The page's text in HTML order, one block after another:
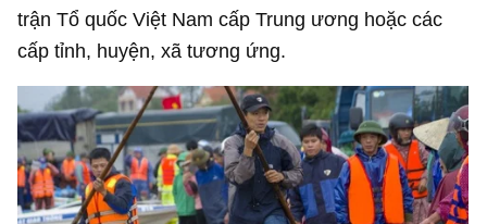
trận Tổ quốc Việt Nam cấp Trung ương hoặc các
cấp tỉnh, huyện, xã tương ứng.